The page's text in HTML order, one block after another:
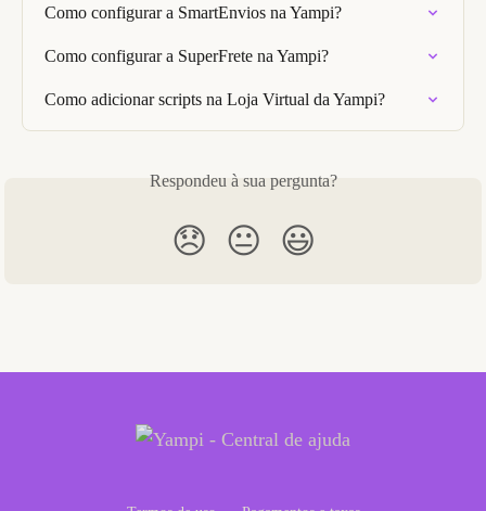
Como configurar a SmartEnvios na Yampi?
Como configurar a SuperFrete na Yampi?
Como adicionar scripts na Loja Virtual da Yampi?
Respondeu à sua pergunta?
😞 😐 😃